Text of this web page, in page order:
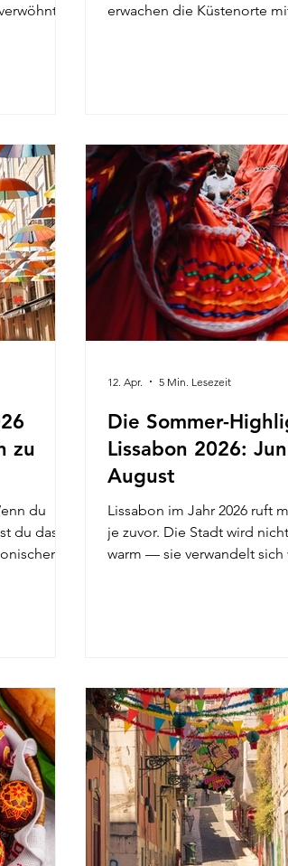
und
prägen
in laue
bieten
erwachen die Küstenorte
als Paar, mit der Familie
Freunden verreisen – diese
bietet die perfekte
Erholung, Abenteuer,
portugiesischer Kultur und
unvergesslichen
Erkundu
zu
du
du das
Die Sommer-
Lissabon 2026:
August
Lissabon im Jahr 2026 ruft
je zuvor. Die Stadt wird nicht
warm — sie verwandelt sich
könnt — dieser Sommer ist
unvergesslicher Energie. Ich
absolut besten Festivals
zusammengestellt sowie
Lissabon wie ein Zuhause
12. Apr. 5 Min. Lesezeit